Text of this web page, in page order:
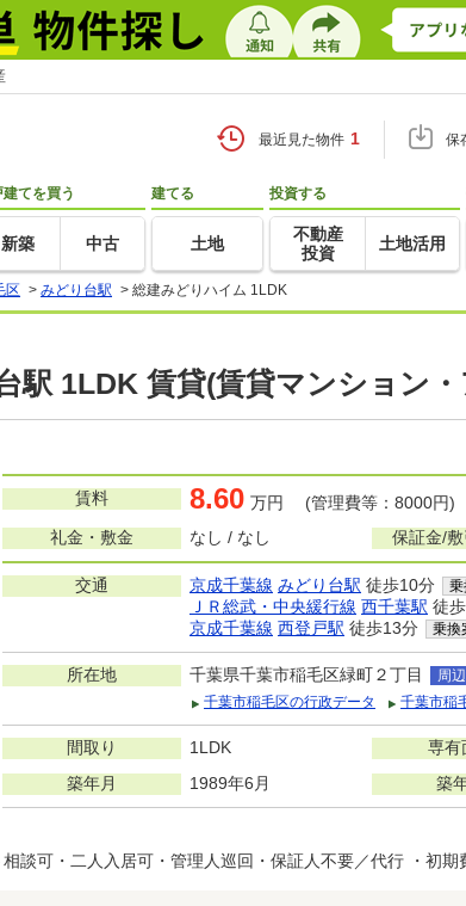
最近見た物件 1 保
建てを買う
新築 中古
建てる
土地
投資する
不動産
投資
土地活用
区 > みどり台駅 > 総建みどりハイム 1LDK
駅 1LDK 賃貸(賃貸マンション
賃料 8.60 万円 (管理費等：8000円)
礼金・敷金
なし / なし 保証金/
交通 京成千葉線 みどり台駅 徒歩10分 乗
ＪＲ総武・中央緩行線 西千葉駅 徒
京成千葉線 西登戸駅 徒歩13分 乗換
所在地 千葉県千葉市稲毛区緑町２丁目
周
千葉市稲毛区の行政データ
千葉市稲
間取り 1LDK 専有
築年月 1989年6月 築
談可・二人入居可・管理人巡回・保証人不要／代行 ・初期